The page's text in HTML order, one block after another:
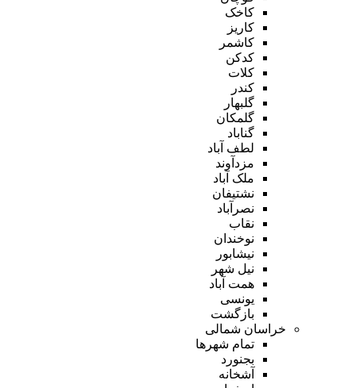
کاخک
کاریز
کاشمر
کدکن
کلات
کندر
گلبهار
گلمکان
گناباد
لطف آباد
مزدآوند
ملک آباد
نشتیفان
نصرآباد
نقاب
نوخندان
نیشابور
نیل شهر
همت آباد
یونسی
بازگشت
خراسان شمالی
تمام شهر‌ها
بجنورد
آشخانه